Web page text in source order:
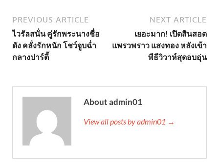
PREVIOUS ARTICLE
ไวรัลสนั่น คู่รักพระนางชื่อ
ดัง คลั่งรักหนัก โชว์จูบฉ่ำ
กลางปาร์ตี้
NEXT ARTICLE
เยอะมาก! เปิดสินสอด
แพรวพราว แสงทอง หลังเข้า
พีธีวิวาห์สุดอบอุ่น
About admin01
View all posts by admin01 →